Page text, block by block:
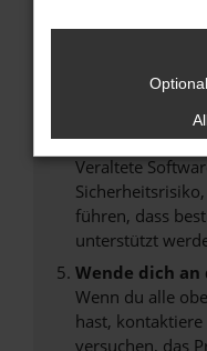
Das kann
Probleme zu
Stelle sicher,
sind.
Veraltete
führen, dass
unterstützt
Wende dich
Wenn du alle
hast,
versuchen, das